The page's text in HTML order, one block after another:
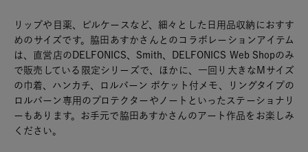
リップや目薬、ピルケースなど、細々とした日用品収納におすす
めのサイズです。脇田あすかさんとのコラボレーションアイテム
は、直営店のDELFONICS、Smith、DELFONICS Web Shopのみ
で販売している限定シリーズで、ほかに、一回り大きなMサイズ
の巾着、ハンカチ、ロルバーン ポケット付メモ、リングタイプの
ロルバーン専用のプロテクターやノートといったステーショナリ
ーもあります。お手元で脇田あすかさんのアート作品をお楽しみ
ください。